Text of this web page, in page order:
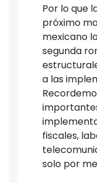
Por lo que
próximo
mexicano
segunda
a las
fiscales,
solo por